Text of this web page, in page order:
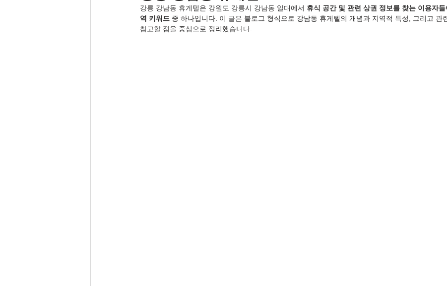
강릉 강남동 휴게텔은 강원도 강릉시 강남동 일대에서 휴식 공간 및 관련 상권 정보를 찾는 이용자들
역 키워드 중 하나입니다. 이 글은 블로그 형식으로 강남동 휴게텔의 개념과 지역적 특성, 그리고 관
참고할 점을 중심으로 정리했습니다.